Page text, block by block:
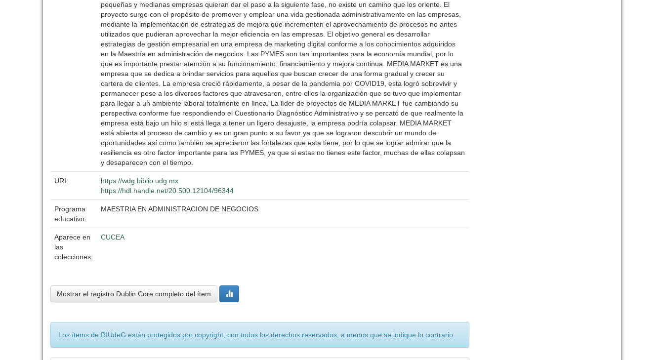
pequeñas y medianas empresas quieran dar el paso a la siguiente fase, no existe un camino que los oriente. El
proyecto surge con el propósito de promover y emplear una vida gestionada administrativamente en las empresas,
mediante la implementación de estrategias de mejora que incrementen el aprovechamiento de procesos no antes
utilizados que pudieran aprovechar la mejor eficiencia en las empresas. El objetivo general es desarrollar
estrategias de gestión empresarial en una empresa de marketing digital conforme a los conocimientos adquiridos
en la Maestría en administración de negocios. Las PYMES son tan importantes para la economía mundial, por lo
que es importante prestar atención a su funcionamiento, financiamiento y mejora continua. MEDIA MARKET es una
empresa que se dedica a brindar servicios para aquellos que buscan crecer de una forma gradual y crecer su
cartera de clientes. La empresa creció rápidamente, a pesar de la pandemia por COVID19, esta logró sobrevivir y
permanecer pese a los diversos factores que atravesaron, entre ellos la organización que se tuvo que implementar
para llegar a un ambiente laboral totalmente en línea. La líder de proyectos de MEDIA MARKET fue cambiando su
perspectiva conforme fue respondiendo el Cuestionario Diagnóstico Administrativo y se percató de que realmente la
empresa está bajo un hilo si está llega a tener un ligero desajuste, la empresa podría colapsar. MEDIA MARKET
está abierta al proceso de cambio y es un gran punto a su favor ya que se lograron descubrir un mundo de
oportunidades así como también se apreciaron las fortalezas que esta tiene, por lo que se lograr admirar que la
resiliencia es otro factor importante para las PYMES, ya que si estas no tienes este factor, muchas de ellas colapsan
y desaparecen con el tiempo.
URI:
https://wdg.biblio.udg.mx
https://hdl.handle.net/20.500.12104/96344
Programa
educativo:
MAESTRIA EN ADMINISTRACION DE NEGOCIOS
Aparece en
las
colecciones:
CUCEA
Mostrar el registro Dublin Core completo del ítem
Los ítems de RIUdeG están protegidos por copyright, con todos los derechos reservados, a menos que se indique lo contrario.